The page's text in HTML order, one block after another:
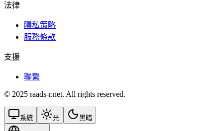
法律
隱私策略
服務條款
支援
聯繫
© 2025 raads-r.net. All rights reserved.
系統 光 黑暗